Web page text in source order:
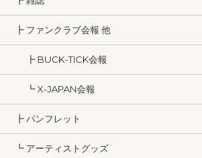
┣ ファンクラブ会報 他
┣ BUCK-TICK会報
┗ X-JAPAN会報
┣ パンフレット
┗ アーティストグッズ